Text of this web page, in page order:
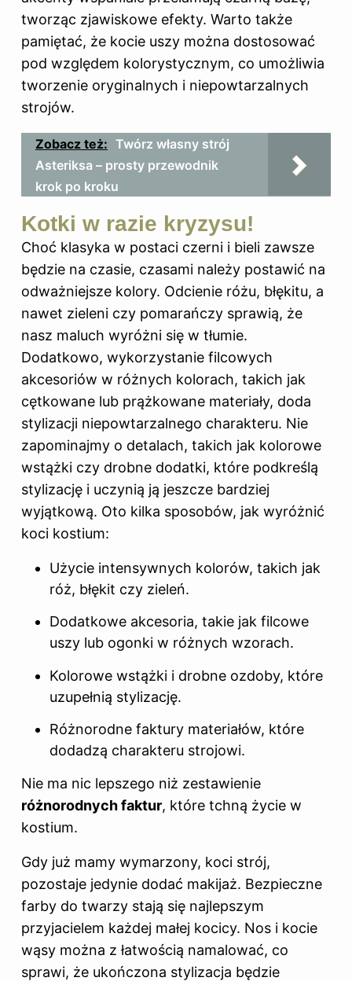
tworząc zjawiskowe efekty. Warto także
pamiętać, że kocie uszy można dostosować
pod względem kolorystycznym, co umożliwia
tworzenie oryginalnych i niepowtarzalnych
strojów.
Zobacz też: Twórz własny strój
Asteriksa – prosty przewodnik
krok po kroku
Kotki w razie kryzysu!
Choć klasyka w postaci czerni i bieli zawsze
będzie na czasie, czasami należy postawić na
odważniejsze kolory. Odcienie różu, błękitu, a
nawet zieleni czy pomarańczy sprawią, że
nasz maluch wyróżni się w tłumie.
Dodatkowo, wykorzystanie filcowych
akcesoriów w różnych kolorach, takich jak
cętkowane lub prążkowane materiały, doda
stylizacji niepowtarzalnego charakteru. Nie
zapominajmy o detalach, takich jak kolorowe
wstążki czy drobne dodatki, które podkreślą
stylizację i uczynią ją jeszcze bardziej
wyjątkową. Oto kilka sposobów, jak wyróżnić
koci kostium:
Użycie intensywnych kolorów, takich jak
róż, błękit czy zieleń.
Dodatkowe akcesoria, takie jak filcowe
uszy lub ogonki w różnych wzorach.
Kolorowe wstążki i drobne ozdoby, które
uzupełnią stylizację.
Różnorodne faktury materiałów, które
dodadzą charakteru strojowi.
Nie ma nic lepszego niż zestawienie
różnorodnych faktur, które tchną życie w
kostium.
Gdy już mamy wymarzony, koci strój,
pozostaje jedynie dodać makijaż. Bezpieczne
farby do twarzy stają się najlepszym
przyjacielem każdej małej kocicy. Nos i kocie
wąsy można z łatwością namalować, co
sprawi, że ukończona stylizacja będzie